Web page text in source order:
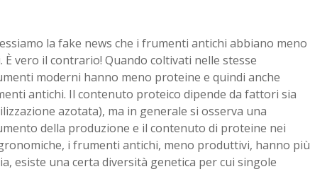
la fake news che i frumenti antichi abbiano meno
vero il contrario! Quando coltivati nelle stesse
moderni hanno meno proteine e quindi anche
antichi. Il contenuto proteico dipende da fattori sia
azotata), ma in generale si osserva una
della produzione e il contenuto di proteine nei
i frumenti antichi, meno produttivi, hanno più
esiste una certa diversità genetica per cui singole